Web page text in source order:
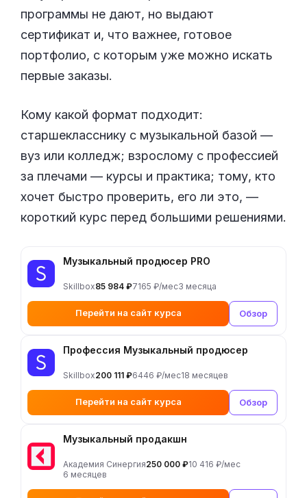
программы не дают, но выдают
сертификат и, что важнее, готовое
портфолио, с которым уже можно искать
первые заказы.
Кому какой формат подходит:
старшекласснику с музыкальной базой —
вуз или колледж; взрослому с профессией
за плечами — курсы и практика; тому, кто
хочет быстро проверить, его ли это, —
короткий курс перед большими решениями.
Музыкальный продюсер PRO
Skillbox85 984 ₽7165 ₽/мес3 месяца
Перейти на сайт курса Обзор
Профессия Музыкальный продюсер
Skillbox200 111 ₽6446 ₽/мес18 месяцев
Перейти на сайт курса Обзор
Музыкальный продакшн
Академия Синергия250 000 ₽10 416 ₽/мес
6 месяцев